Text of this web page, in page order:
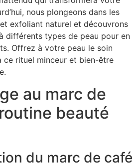
nous plongeons dans les
exfoliant naturel et découvrons
différents types de peau pour en
Offrez à votre peau le soin
ce rituel minceur et bien-être
au marc de
beauté
du marc de café